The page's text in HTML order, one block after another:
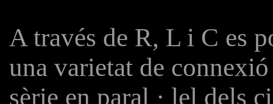
A través de R, L i C es
una varietat de
sèrie en paral · lel dels